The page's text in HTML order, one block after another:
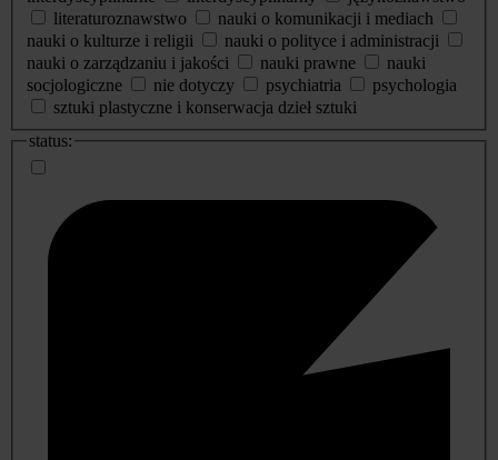
literaturoznawstwo
nauki o komunikacji i mediach
nauki o kulturze i religii
nauki o polityce i administracji
nauki o zarządzaniu i jakości
nauki prawne
nauki
socjologiczne
nie dotyczy psychiatria
psychologia
sztuki plastyczne i konserwacja dzieł sztuki
status: